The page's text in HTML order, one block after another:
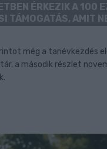
ÉRKEZIK A 100
TÁMOGATÁS, AMIT
még a tanévkezdés
a második részlet